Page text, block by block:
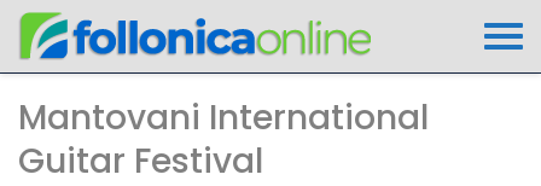
Mantovani International
Guitar Festival